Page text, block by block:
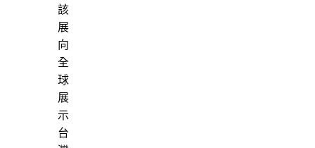
該
展
向
全
球
展
示
台